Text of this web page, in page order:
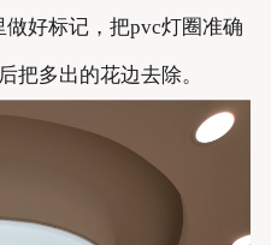
好标记，把pvc灯圈准确
把多出的花边去除。